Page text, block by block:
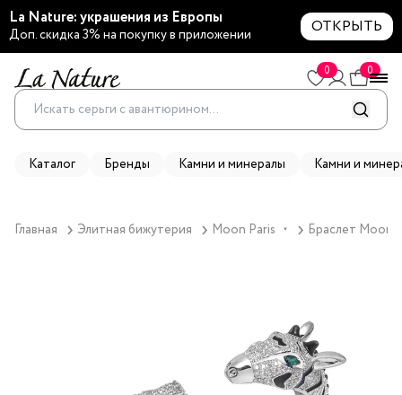
La Nature: украшения из Европы
Доп. скидка 3% на покупку в приложении ОТКРЫТЬ
0 0
Каталог Бренды Камни и минералы Камни и
Главная Элитная бижутерия Moon Paris ▼ Браслет Moon